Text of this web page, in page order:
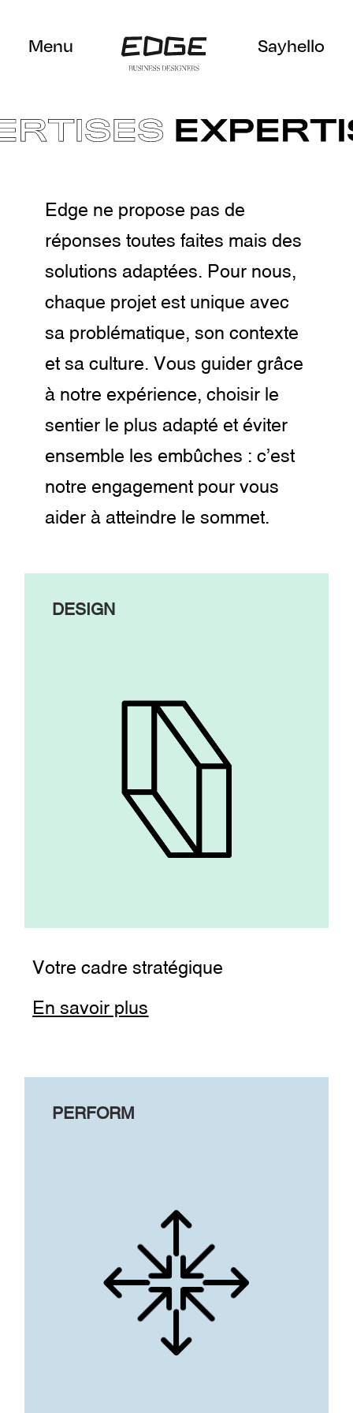
Menu Sayhello
Edge ne propose pas de
réponses toutes faites mais des
solutions adaptées. Pour nous,
chaque projet est unique avec
sa problématique, son contexte
et sa culture. Vous guider grâce
à notre expérience, choisir le
sentier le plus adapté et éviter
ensemble les embûches : c’est
notre engagement pour vous
aider à atteindre le sommet.
DESIGN
Votre cadre stratégique
En savoir plus
PERFORM